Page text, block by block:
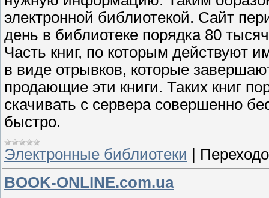
электронной библиотекой. Сайт
день в библиотеке порядка 80
Часть книг, по которым действуют
в виде отрывков, которые
продающие эти книги. Таких книг
скачивать с сервера совершенно
быстро.
Электронные библиотеки
BOOK-ONLINE.com.ua